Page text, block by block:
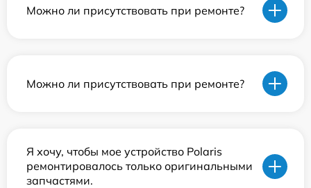
Можно ли присутствовать при ремонте?
Можно ли присутствовать при ремонте?
Я хочу, чтобы мое устройство Polaris
ремонтировалось только оригинальными
запчастями.